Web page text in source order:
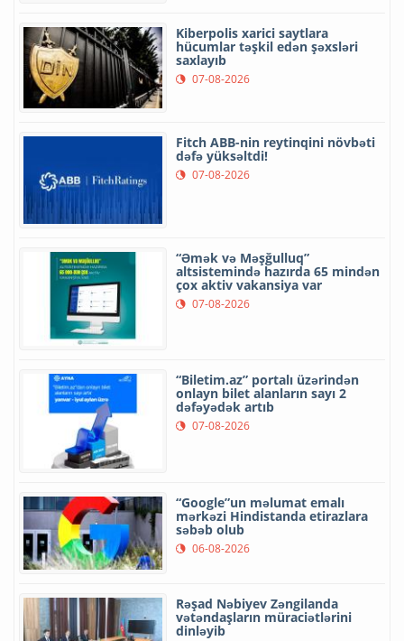
Kiberpolis xarici saytlara
hücumlar təşkil edən şəxsləri
saxlayıb
07-08-2026
Fitch ABB-nin reytinqini növbəti
dəfə yüksəltdi!
07-08-2026
“Əmək və Məşğulluq”
altsistemində hazırda 65 mindən
çox aktiv vakansiya var
07-08-2026
“Biletim.az” portalı üzərindən
onlayn bilet alanların sayı 2
dəfəyədək artıb
07-08-2026
“Google”un məlumat emalı
mərkəzi Hindistanda etirazlara
səbəb olub
06-08-2026
Rəşad Nəbiyev Zəngilanda
vətəndaşların müraciətlərini
dinləyib